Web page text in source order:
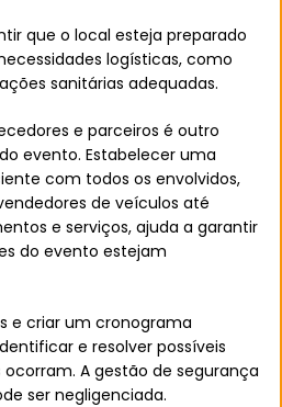
que o local esteja preparado
logísticas, como
sanitárias adequadas.
e parceiros é outro
evento. Estabelecer uma
com todos os envolvidos,
de veículos até
e serviços, ajuda a garantir
do evento estejam
e criar um cronograma
e resolver possíveis
A gestão de segurança
ser negligenciada.